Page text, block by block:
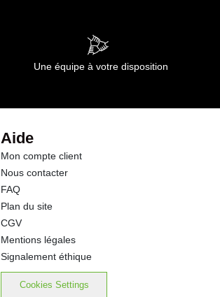
0.10 g
Une équipe à votre disposition
Aide
Mon compte client
Nous contacter
FAQ
Plan du site
CGV
Mentions légales
Signalement éthique
Cookies Settings